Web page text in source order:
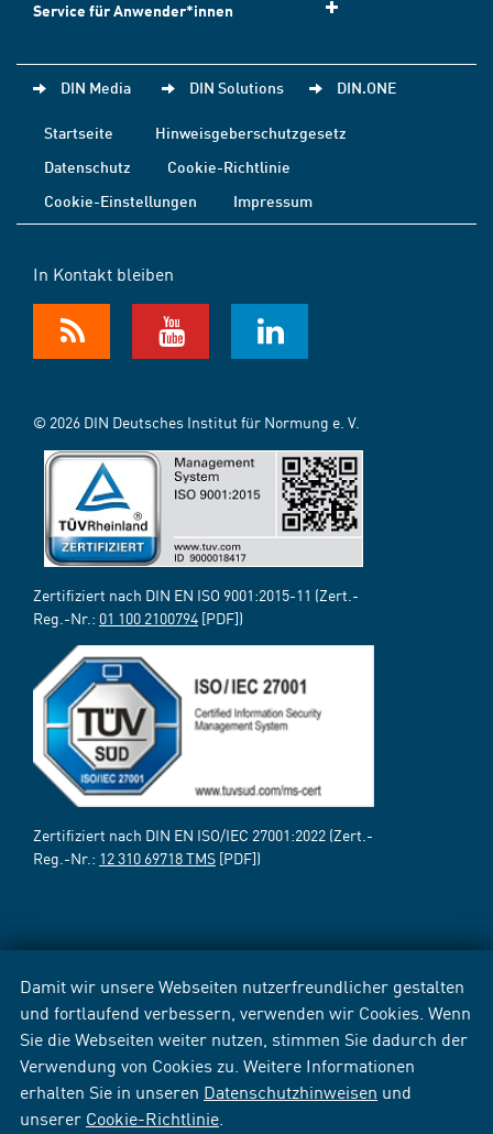
Damit wir unsere Webseiten nutzerfreundlicher gestalten
und fortlaufend verbessern, verwenden wir Cookies. Wenn
Sie die Webseiten weiter nutzen, stimmen Sie dadurch der
Verwendung von Cookies zu. Weitere Informationen
erhalten Sie in unseren Datenschutzhinweisen und
unserer Cookie-Richtlinie
Service für Anwender*innen
DIN Media DIN Solutions DIN.ONE
Startseite
Hinweisgeberschutzgesetz
Datenschutz
Cookie-Richtlinie
Cookie-Einstellungen
Impressum
In Kontakt bleiben
© 2026 DIN Deutsches Institut für Normung e. V.
Zertifiziert nach DIN EN ISO 9001:2015-11 (Zert.-
Reg.-Nr.: 01 100 2100794 [PDF])
Zertifiziert nach DIN EN ISO/IEC 27001:2022 (Zert.-
Reg.-Nr.: 12 310 69718 TMS [PDF])